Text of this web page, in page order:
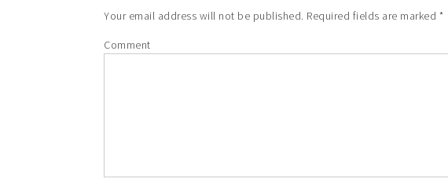
Your email address will not be published. Required fields are marked *
Comment